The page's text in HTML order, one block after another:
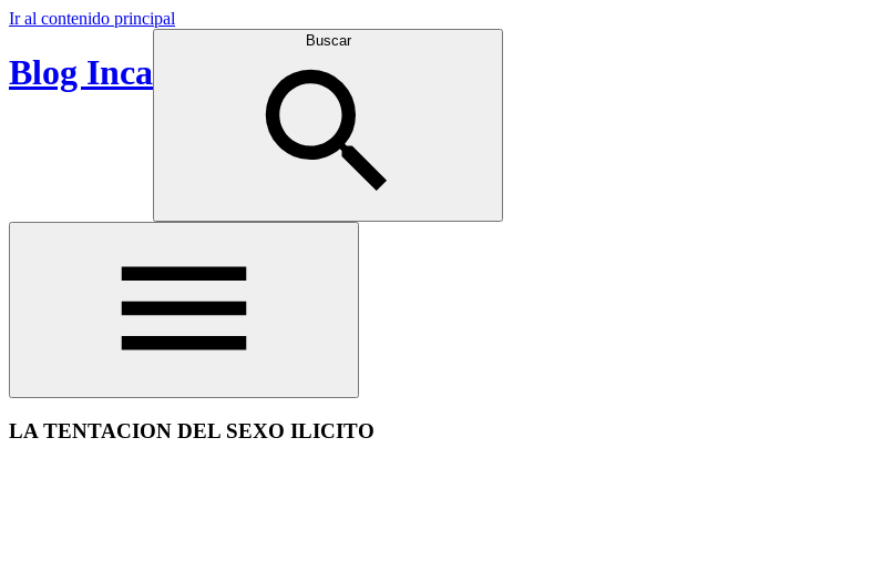
Ir al contenido principal
Blog Inca
Buscar
LA TENTACION DEL SEXO ILICITO